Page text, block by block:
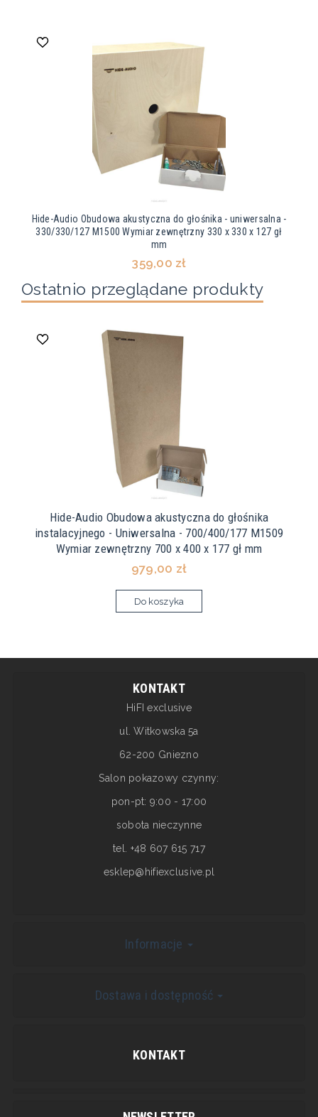
Hide-Audio Obudowa akustyczna do głośnika - uniwersalna -
330/330/127 M1500 Wymiar zewnętrzny 330 x 330 x 127 gł
mm
359,00 zł
Ostatnio przeglądane produkty
Hide-Audio Obudowa akustyczna do głośnika
instalacyjnego - Uniwersalna - 700/400/177 M1509
Wymiar zewnętrzny 700 x 400 x 177 gł mm
979,00 zł
Do koszyka
KONTAKT
HiFI exclusive
ul. Witkowska 5a
62-200 Gniezno
Salon pokazowy czynny:
pon-pt: 9:00 - 17:00
sobota nieczynne
tel. +48 607 615 717
esklep@hifiexclusive.pl
Informacje
Dostawa i dostępność
KONTAKT